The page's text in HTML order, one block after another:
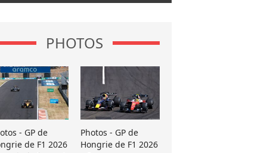
PHOTOS
- GP de
de F1 2026
Photos - GP de
Hongrie de F1 2026